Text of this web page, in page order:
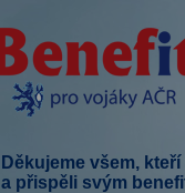
Děkujeme všem,
a přispěli svým